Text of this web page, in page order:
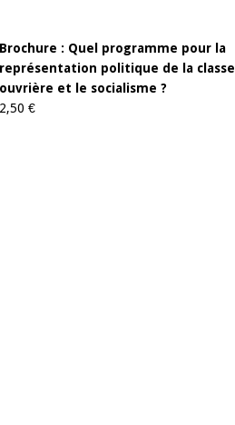
Brochure : Quel programme pour la
représentation politique de la classe
ouvrière et le socialisme ?
2,50 €